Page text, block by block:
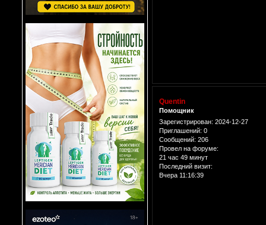
Quentin
Помощник
Зарегистрирован: 2024-12-27
Приглашений: 0
Сообщений: 206
Провел на форуме:
21 час 49 минут
Последний визит:
Вчера 11:16:39